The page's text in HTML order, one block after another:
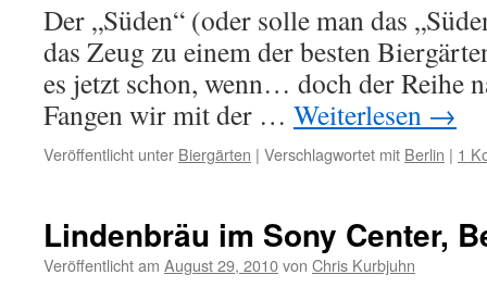
Der „Süden“ (oder solle man das
das Zeug zu einem der besten
es jetzt schon, wenn… doch
Fangen wir mit der … Weiterlesen →
Veröffentlicht unter Biergärten | Verschlagwortet mit Berlin | 1
Lindenbräu im Sony Center,
Veröffentlicht am August 29, 2010von Chris Kurbjuhn